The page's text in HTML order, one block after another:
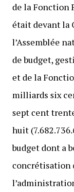
de la Fonction
était devant la
l’Assemblée
de budget,
et de la
milliards six
sept cent
huit
budget dont a
concrétisation